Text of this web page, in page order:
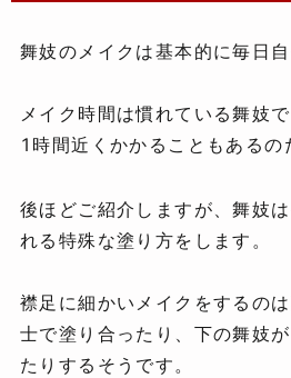
舞妓のメイクは基本的に毎日
メイク時間は慣れている舞妓
1時間近くかかることもあるの
後ほどご紹介しますが、舞妓
れる特殊な塗り方をします。
襟足に細かいメイクをするの
士で塗り合ったり、下の舞妓
たりするそうです。